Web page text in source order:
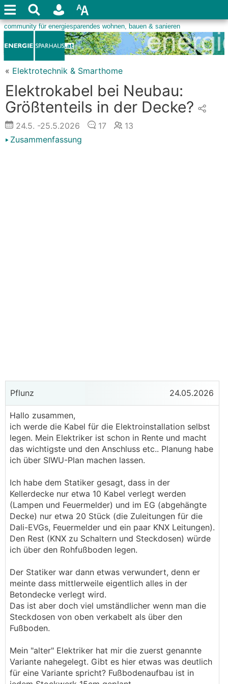
« Elektrotechnik & Smarthome
Elektrokabel bei Neubau:
Größtenteils in der Decke?
24.5. -25.5.2026 17
13
Zusammenfassung
Pflunz 24.05.2026
Hallo zusammen,
ich werde die Kabel für die Elektroinstallation selbst
legen. Mein Elektriker ist schon in Rente und macht
das wichtigste und den Anschluss etc.. Planung habe
ich über SIWU-Plan machen lassen.
Ich habe dem Statiker gesagt, dass in der
Kellerdecke nur etwa 10 Kabel verlegt werden
(Lampen und Feuermelder) und im EG (abgehängte
Decke) nur etwa 20 Stück (die Zuleitungen für die
Dali-EVGs, Feuermelder und ein paar KNX Leitungen).
Den Rest (KNX zu Schaltern und Steckdosen) würde
ich über den Rohfußboden legen.
Der Statiker war dann etwas verwundert, denn er
meinte dass mittlerweile eigentlich alles in der
Betondecke verlegt wird.
Das ist aber doch viel umständlicher wenn man die
Steckdosen von oben verkabelt als über den
Fußboden.
Mein "alter" Elektriker hat mir die zuerst genannte
Variante nahegelegt. Gibt es hier etwas was deutlich
für eine Variante spricht? Fußbodenaufbau ist in